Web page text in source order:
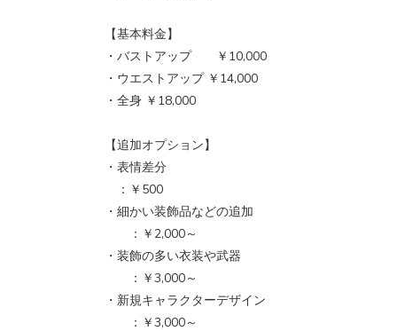
【基本料金】
・バストアップ ￥10,000
・ウエストアップ ￥14,000
・全身 ￥18,000
【追加オプション】
・表情差分
：￥500
・細かい装飾品などの追加
：￥2,000～
・装飾の多い衣装や武器
：￥3,000～
・新規キャラクターデザイン
：￥3,000～